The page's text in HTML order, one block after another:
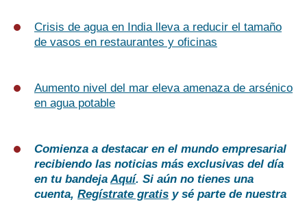
Crisis de agua en India lleva a reducir el tamaño
de vasos en restaurantes y oficinas
Aumento nivel del mar eleva amenaza de arsénico
en agua potable
Comienza a destacar en el mundo empresarial
recibiendo las noticias más exclusivas del día
en tu bandejaAquí. Si aún no tienes una
cuenta, Regístrate gratis y sé parte de nuestra